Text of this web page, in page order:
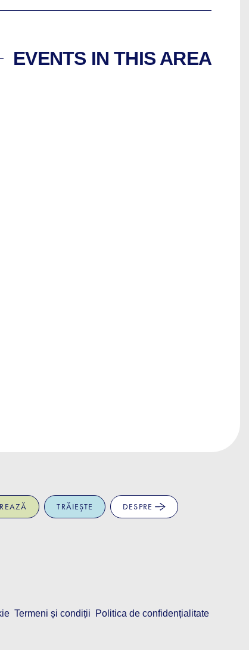
EVENTS IN THIS AREA
TRĂIEȘTE DESPRE
Termeni și condiții Politica de confidențialitate